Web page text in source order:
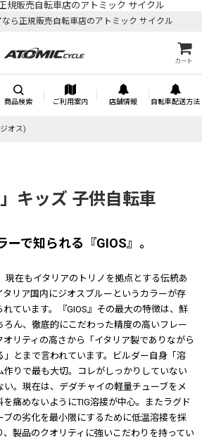
規販売自転車店のアトミック サイクル
なら正規販売自転車店のアトミック サイクル
カート
商品検索 ご利用案内 店舗情報 自転車配送方法
オス)
キッズ 子供自転車
で知られる『GIOS』。
現在もイタリアのトリノを拠点とする伝統あ
タリア国内にジオスブルーというカラーが存
ています。『GIOS』その最大の特徴は、鮮
ろん、徹底的にこだわった精度の高いフレー
リティの高さから「イタリア製でありながら
」とまで言われています。ビルダー自身「溶
りで最も大切。コレがしっかりしていない
い。現在は、デダチャイの軽量チューブをメ
痛めないようにTIG溶接が中心。またラグド
ブの劣化を最小限にするために低温溶接を採
製品のクオリティに強いこだわりを持ってい